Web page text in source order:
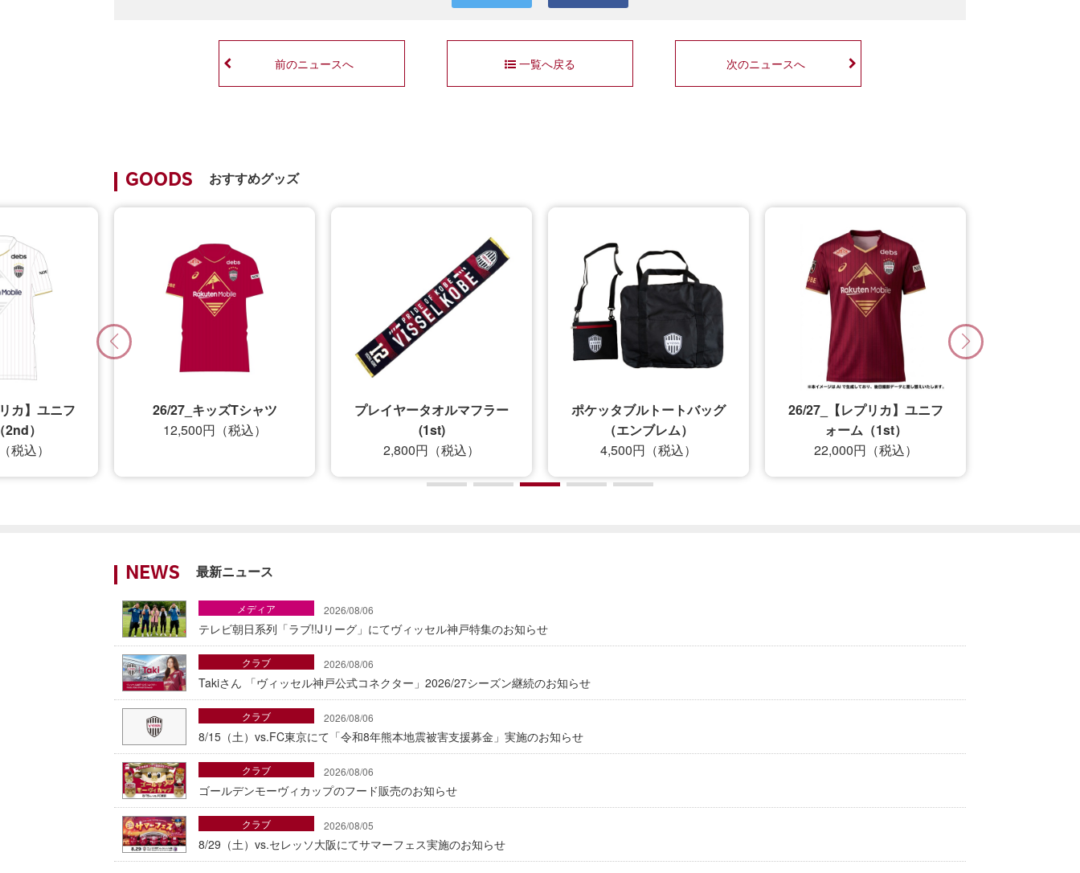
前のニュースへ 一覧へ戻る 次のニュースへ
GOODS おすすめグッズ
カ】ユニフ
）
税込）
26/27_キッズTシャツ
12,500円（税込）
プレイヤータオルマフラー
(1st)
2,800円（税込）
ポケッタブルトートバッグ
（エンブレム）
4,500円（税込）
26/27_【レプリカ】ユニフ
ォーム（1st）
22,000円（税込）
NEWS 最新ニュース
2026/08/06
テレビ朝日系列「ラブ!!Jリーグ」にてヴィッセル神戸特集のお知らせ
メディア
2026/08/06
Takiさん 「ヴィッセル神戸公式コネクター」2026/27シーズン継続のお知らせ
クラブ
2026/08/06
8/15（土）vs.FC東京にて「令和8年熊本地震被害支援募金」実施のお知らせ
クラブ
2026/08/06
ゴールデンモーヴィカップのフード販売のお知らせ
クラブ
2026/08/05
8/29（土）vs.セレッソ大阪にてサマーフェス実施のお知らせ
クラブ